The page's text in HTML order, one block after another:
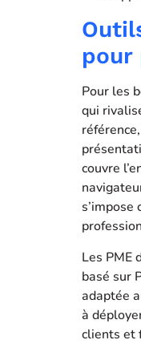
pour
Pour les
qui
couvre
Les PME
basé sur
adaptée
à
clients et